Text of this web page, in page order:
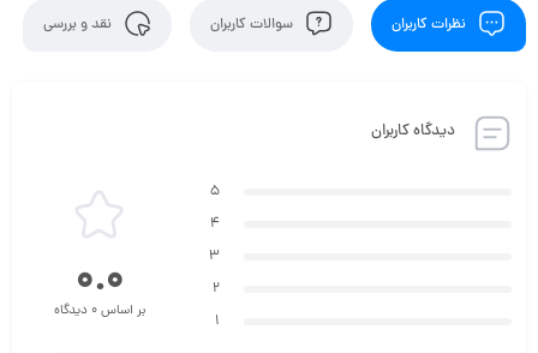
نظرات کاربران سوالات کاربران نقد و بررسی
دیدگاه کاربران
5
4
3
2
1
0.0
بر اساس 0 دیدگاه